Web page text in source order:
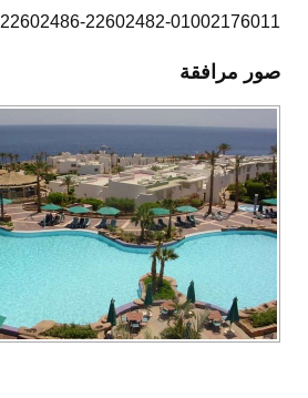
22602486-22602482-01002176011
صور مرافقة